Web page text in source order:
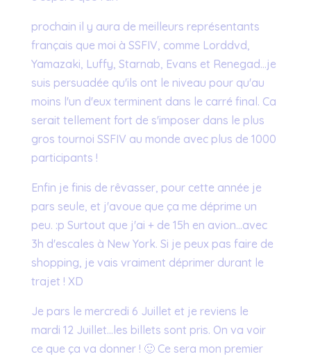
prochain il y aura de meilleurs représentants
français que moi à SSFIV, comme Lorddvd,
Yamazaki, Luffy, Starnab, Evans et Renegad…je
suis persuadée qu'ils ont le niveau pour qu'au
moins l'un d'eux terminent dans le carré final. Ca
serait tellement fort de s'imposer dans le plus
gros tournoi SSFIV au monde avec plus de 1000
participants !
Enfin je finis de rêvasser, pour cette année je
pars seule, et j'avoue que ça me déprime un
peu. :p Surtout que j'ai + de 15h en avion…avec
3h d'escales à New York. Si je peux pas faire de
shopping, je vais vraiment déprimer durant le
trajet ! XD
Je pars le mercredi 6 Juillet et je reviens le
mardi 12 Juillet…les billets sont pris. On va voir
ce que ça va donner ! 🙂 Ce sera mon premier